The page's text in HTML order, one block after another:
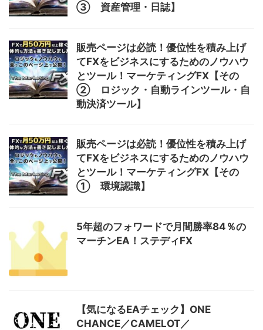
③ 資産管理・日誌】
販売ページは必読！優位性を積み上げ
てFXをビジネスにするためのノウハウ
とツール！マーケティングFX【その
② ロジック・自動ラインツール・自
動決済ツール】
販売ページは必読！優位性を積み上げ
てFXをビジネスにするためのノウハウ
とツール！マーケティングFX【その
① 環境認識】
5年超のフォワードで月間勝率84％の
マーチンEA！ステディFX
【気になるEAチェック】ONE
CHANCE／CAMELOT／